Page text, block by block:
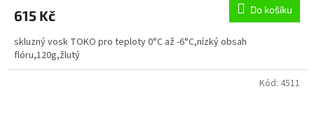
615 Kč Do košíku
skluzný vosk TOKO pro teploty 0°C až -6°C,nízký obsah
flóru,120g,žlutý
Kód: 4511